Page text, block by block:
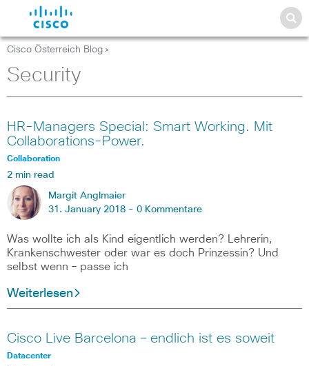
Cisco Österreich Blog >
Security
HR-Managers Special: Smart Working. Mit
Collaborations-Power.
Collaboration
2 min read
Margit Anglmaier
31. January 2018 - 0 Kommentare
Was wollte ich als Kind eigentlich werden? Lehrerin,
Krankenschwester oder war es doch Prinzessin? Und
selbst wenn – passe ich
Weiterlesen
Cisco Live Barcelona – endlich ist es soweit
Datacenter